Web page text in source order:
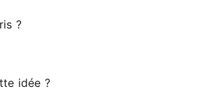
?
idée ?